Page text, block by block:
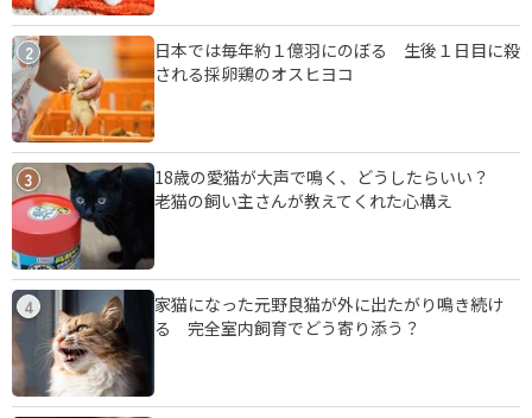
2
日本では毎年約１億羽にのぼる 生後１日目に殺
される採卵鶏のオスヒヨコ
3
18歳の愛猫が大声で鳴く、どうしたらいい？
老猫の飼い主さんが教えてくれた心構え
4
家猫になった元野良猫が外に出たがり鳴き続け
る 完全室内飼育でどう寄り添う？